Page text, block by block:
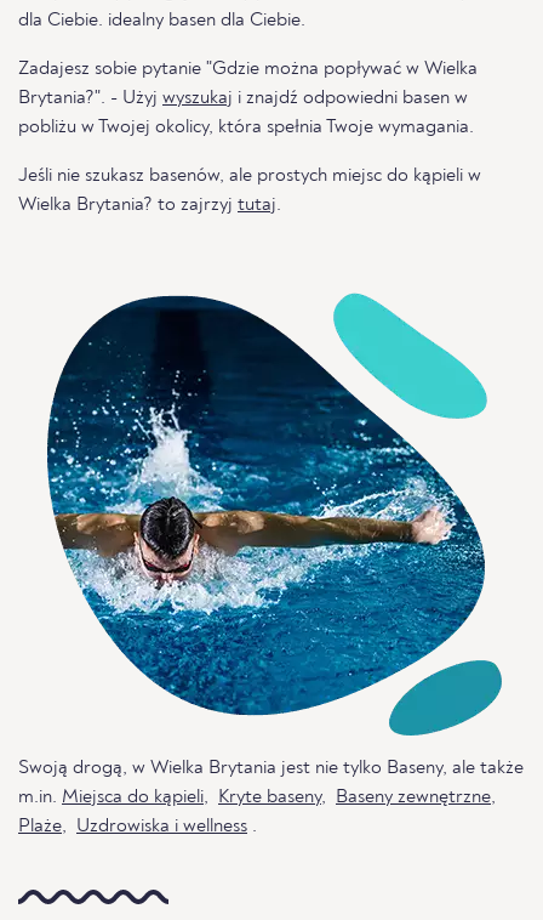
dla Ciebie. idealny basen dla Ciebie.
Zadajesz sobie pytanie "Gdzie można popływać w Wielka
Brytania?". - Użyj wyszukaj i znajdź odpowiedni basen w
pobliżu w Twojej okolicy, która spełnia Twoje wymagania.
Jeśli nie szukasz basenów, ale prostych miejsc do kąpieli w
Wielka Brytania? to zajrzyj tutaj.
Swoją drogą, w Wielka Brytania jest nie tylko Baseny, ale także
m.in. Miejsca do kąpieli, Kryte baseny, Baseny zewnętrzne,
Plaże, Uzdrowiska i wellness .